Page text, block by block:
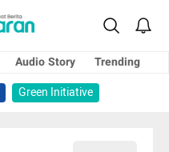
Audio Story
Trending
Green Initiative